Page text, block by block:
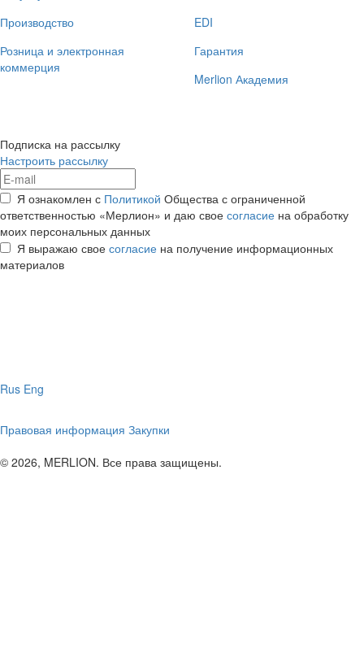
Производство
Розница и электронная
коммерция
EDI
Гарантия
Merlion Академия
Подписка на рассылку
Настроить рассылку
Я ознакомлен с Политикой Общества с ограниченной
ответственностью «Мерлион» и даю свое согласие на обработку
моих персональных данных
Я выражаю свое согласие на получение информационных
материалов
Rus Eng
Правовая информация Закупки
© 2026, MERLION. Все права защищены.